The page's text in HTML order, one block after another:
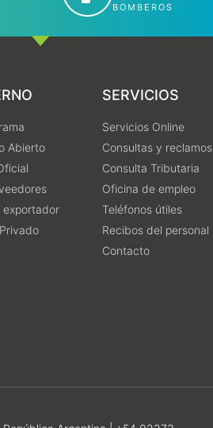
BOMBEROS
Abierto
exportador
SERVICIOS
Servicios Online
Consultas y reclamos
Consulta Tributaria
Oficina de empleo
Teléfonos útiles
Recibos del personal
Contacto